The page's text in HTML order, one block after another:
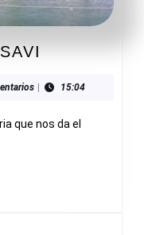
89
| 15:04
que nos da el